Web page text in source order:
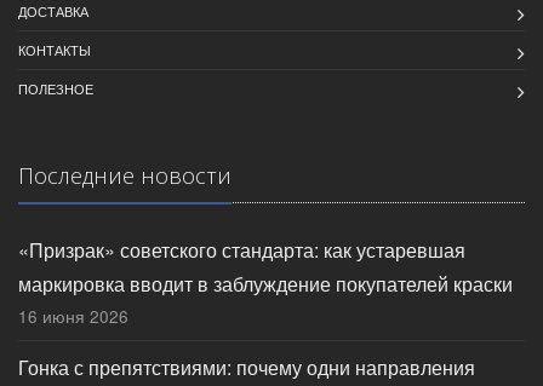
ДОСТАВКА
КОНТАКТЫ
ПОЛЕЗНОЕ
Последние новости
«Призрак» советского стандарта: как устаревшая
маркировка вводит в заблуждение покупателей краски
16 июня 2026
Гонка с препятствиями: почему одни направления